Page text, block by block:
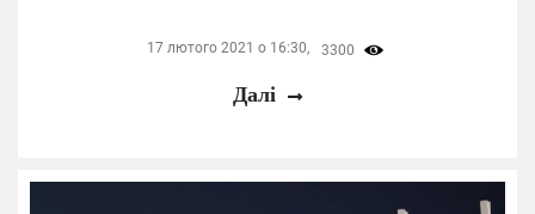
17 лютого 2021 о 16:30, 3300
Далі